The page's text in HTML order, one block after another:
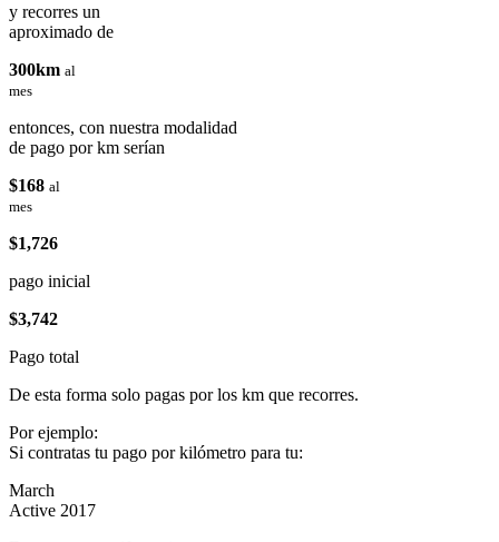
y recorres un
aproximado de
300km al
mes
entonces, con nuestra modalidad
de pago por km serían
$168 al
mes
$1,726
pago inicial
$3,742
Pago total
De esta forma solo pagas por los km que recorres.
Por ejemplo:
Si contratas tu pago por kilómetro para tu:
March
Active 2017